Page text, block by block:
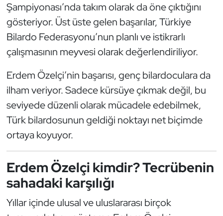
Şampiyonası’nda takım olarak da öne çıktığını
gösteriyor. Üst üste gelen başarılar, Türkiye
Bilardo Federasyonu’nun planlı ve istikrarlı
çalışmasının meyvesi olarak değerlendiriliyor.
Erdem Özelçi’nin başarısı, genç bilardoculara da
ilham veriyor. Sadece kürsüye çıkmak değil, bu
seviyede düzenli olarak mücadele edebilmek,
Türk bilardosunun geldiği noktayı net biçimde
ortaya koyuyor.
Erdem Özelçi kimdir? Tecrübenin
sahadaki karşılığı
Yıllar içinde ulusal ve uluslararası birçok
Oryantiring
Özel Sporcular
Paralimpik
Satranç
Su Topu
Sualtı Sporları
Tekvando
Tenis